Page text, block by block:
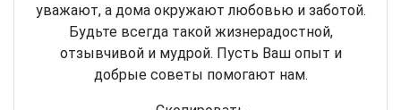
уважают, а дома окружают любовью и заботой.
Будьте всегда такой жизнерадостной,
отзывчивой и мудрой. Пусть Ваш опыт и
добрые советы помогают нам.